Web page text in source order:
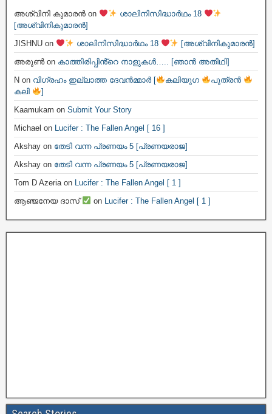
അശ്വിനി കുമാരൻ on
ശാലിനിസിദ്ധാർഥം 18
[അശ്വിനികുമാരൻ]
JISHNU on ശാലിനിസിദ്ധാർഥം 18
[അശ്വിനികുമാരൻ]
അരുൺon കാത്തിരിപ്പിൻ്റെ നാളുകൾ….. [ഞാൻ അതിഥി]
N on വിഗ്രഹം ഇല്ലാത്ത ദേവൻമ്മാർ [ കലിയുഗ
പുത്രൻ
കലി
]
Kaamukam on Submit Your Story
Michael on Lucifer : The Fallen Angel [ 16 ]
Akshay on തേടി വന്ന പ്രണയം 5 [പ്രണയരാജ]
Akshay on തേടി വന്ന പ്രണയം 5 [പ്രണയരാജ]
Tom D Azeriaon Lucifer : The Fallen Angel [ 1 ]
ആഞ്ജനേയ ദാസ്
on Lucifer : The Fallen Angel [ 1 ]